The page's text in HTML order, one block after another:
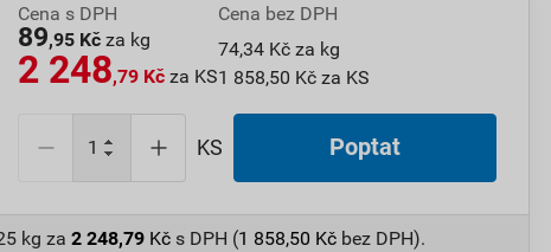
Cena s DPH
89,95 Kč za kg
2 248,79 Kč za KS
Cena bez DPH
74,34 Kč za kg
1 858,50 Kč za KS
KS Poptat
kg za 2 248,79 Kč s DPH (1 858,50 Kč bez DPH).